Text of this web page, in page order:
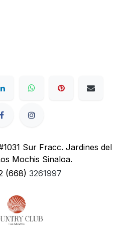
Sur Fracc. Jardines del
Mochis Sinaloa.
(668) 3261997